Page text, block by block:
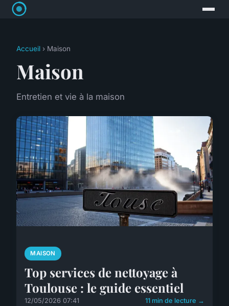
Accueil › Maison
Maison
Entretien et vie à la maison
MAISON
Top services de nettoyage à
Toulouse : le guide essentiel
12/05/2026 07:41 11 min de lecture →